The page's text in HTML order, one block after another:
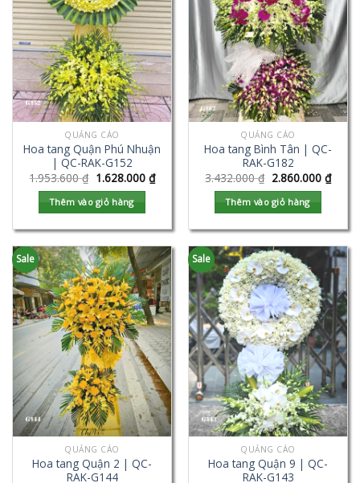
QUẢNG CÁO
Hoa tang Quận Phú Nhuận
| QC-RAK-G152
1.953.600₫ 1.628.000 ₫
Thêm vào giỏ hàng
QUẢNG CÁO
Hoa tang Bình Tân | QC-
RAK-G182
3.432.000₫ 2.860.000 ₫
Thêm vào giỏ hàng
Sale
QUẢNG CÁO
Hoa tang Quận 2 | QC-
RAK-G144
Sale
QUẢNG CÁO
Hoa tang Quận 9 | QC-
RAK-G143